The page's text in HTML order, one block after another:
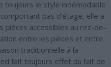
toujours le style indémodable
pas d’étage, elle a
pièces accessibles au rez-de-
entre les pièces et entre
traditionnelle à la
fait toujours effet du fait de